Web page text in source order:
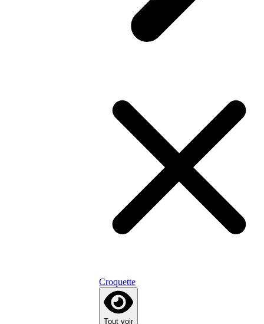
Croquette
Tout voir